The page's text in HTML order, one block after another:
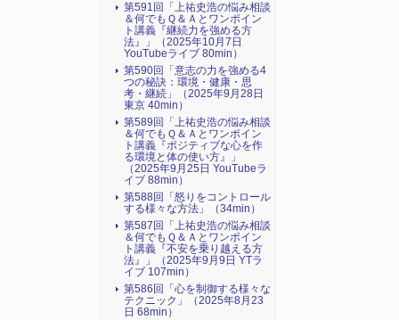
第591回「上祐史浩の悩み相談
＆何でもＱ＆Ａとワンポイン
ト講義『継続力を強める方
法』​」（2025年10月7日
YouTubeライブ 80min）
第590回「意志の力を強める4
つの秘訣：環境・健康・思
考・継続」（2025年9月28日
東京 40min）
第589回「上祐史浩の悩み相談
＆何でもＱ＆Ａとワンポイン
ト講義『ポジティブな心を作
る環境と体の使い方』​」
（2025年9月25日 YouTubeラ
イブ 88min）
第588回「怒りをコントロール
する様々な方法」（34min）
第587回「上祐史浩の悩み相談
＆何でもＱ＆Ａとワンポイン
ト講義『不安を乗り越える方
法』​」（2025年9月9日 YTラ
イブ 107min）
第586回「心を制御する様々な
テクニック」（2025年8月23
日 68min）